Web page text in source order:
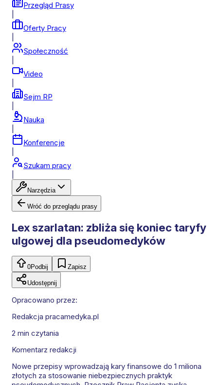
Przegląd Prasy
Oferty Pracy
Społeczność
Video
Sejm RP
Nauka
Konferencje
Szukam pracy
Narzędzia
Wróć do przeglądu prasy
Lex szarlatan: zbliża się koniec taryfy
ulgowej dla pseudomedyków
0Podbij Zapisz
Udostępnij
Opracowano przez:
Redakcja pracamedyka.pl
2 min czytania
Komentarz redakcji
Nowe przepisy wprowadzają kary finansowe do 1 miliona
złotych za stosowanie niebezpiecznych praktyk